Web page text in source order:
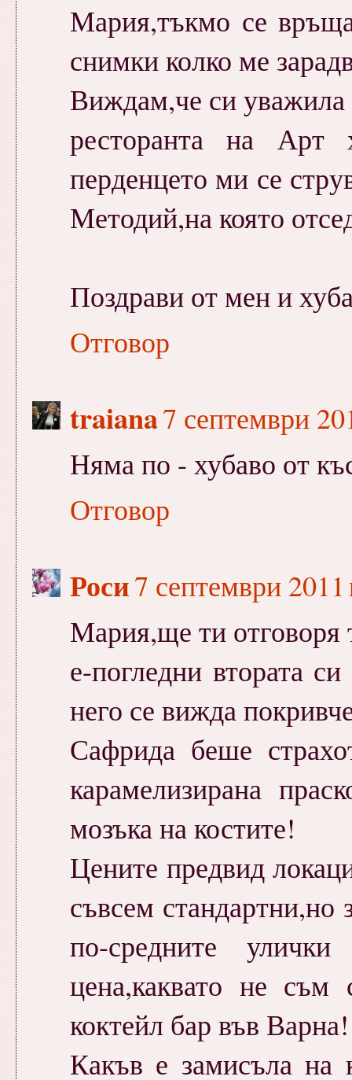
Мария,тъкмо се
снимки колко ме
Виждам,че си
ресторанта на Арт
перденцето ми се
Методий,на която
Поздрави от мен и
Отговор
traiana7 септември
Няма по - хубаво от
Отговор
Роси7 септември 2011
Мария,ще ти отговоря
е-погледни втората
него се вижда
Сафрида беше
карамелизирана
мозъка на костите!
Цените предвид
съвсем стандартни,но
по-средните
цена,каквато не съм
коктейл бар във Варна!
Какъв е замисъла на